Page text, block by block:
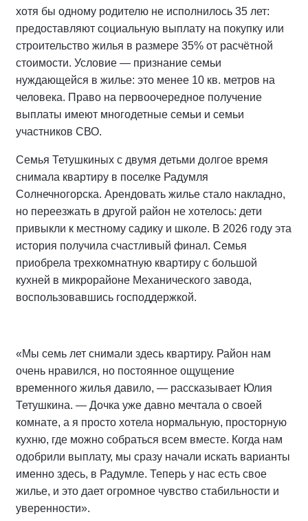
хотя бы одному родителю не исполнилось 35 лет:
предоставляют социальную выплату на покупку или
строительство жилья в размере 35% от расчётной
стоимости. Условие — признание семьи
нуждающейся в жилье: это менее 10 кв. метров на
человека. Право на первоочередное получение
выплаты имеют многодетные семьи и семьи
участников СВО.
Семья Тетушкиных с двумя детьми долгое время
снимала квартиру в поселке Радумля
Солнечногорска. Арендовать жилье стало накладно,
но переезжать в другой район не хотелось: дети
привыкли к местному садику и школе. В 2026 году эта
история получила счастливый финал. Семья
приобрела трехкомнатную квартиру с большой
кухней в микрорайоне Механического завода,
воспользовавшись господдержкой.
«Мы семь лет снимали здесь квартиру. Район нам
очень нравился, но постоянное ощущение
временного жилья давило, — рассказывает Юлия
Тетушкина. — Дочка уже давно мечтала о своей
комнате, а я просто хотела нормальную, просторную
кухню, где можно собраться всем вместе. Когда нам
одобрили выплату, мы сразу начали искать варианты
именно здесь, в Радумле. Теперь у нас есть свое
жилье, и это дает огромное чувство стабильности и
уверенности».